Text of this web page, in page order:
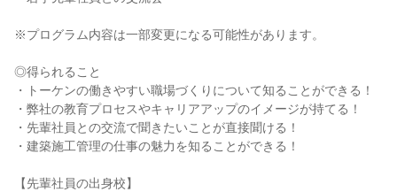
※プログラム内容は一部変更になる可能性があります。
◎得られること
・トーケンの働きやすい職場づくりについて知ることができる！
・弊社の教育プロセスやキャリアアップのイメージが持てる！
・先輩社員との交流で聞きたいことが直接聞ける！
・建築施工管理の仕事の魅力を知ることができる！
【先輩社員の出身校】